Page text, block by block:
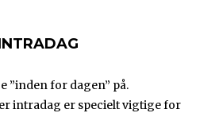
”inden for dagen” på.
intradag er specielt vigtige for